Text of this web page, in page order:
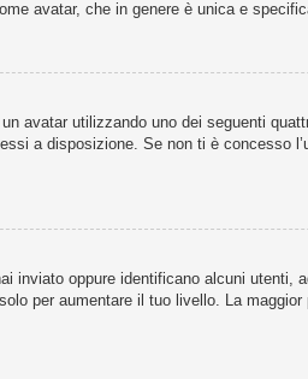
avatar, che in genere è unica e
avatar utilizzando uno dei seguenti
a disposizione. Se non ti è concesso
oppure identificano alcuni utenti,
per aumentare il tuo livello. La